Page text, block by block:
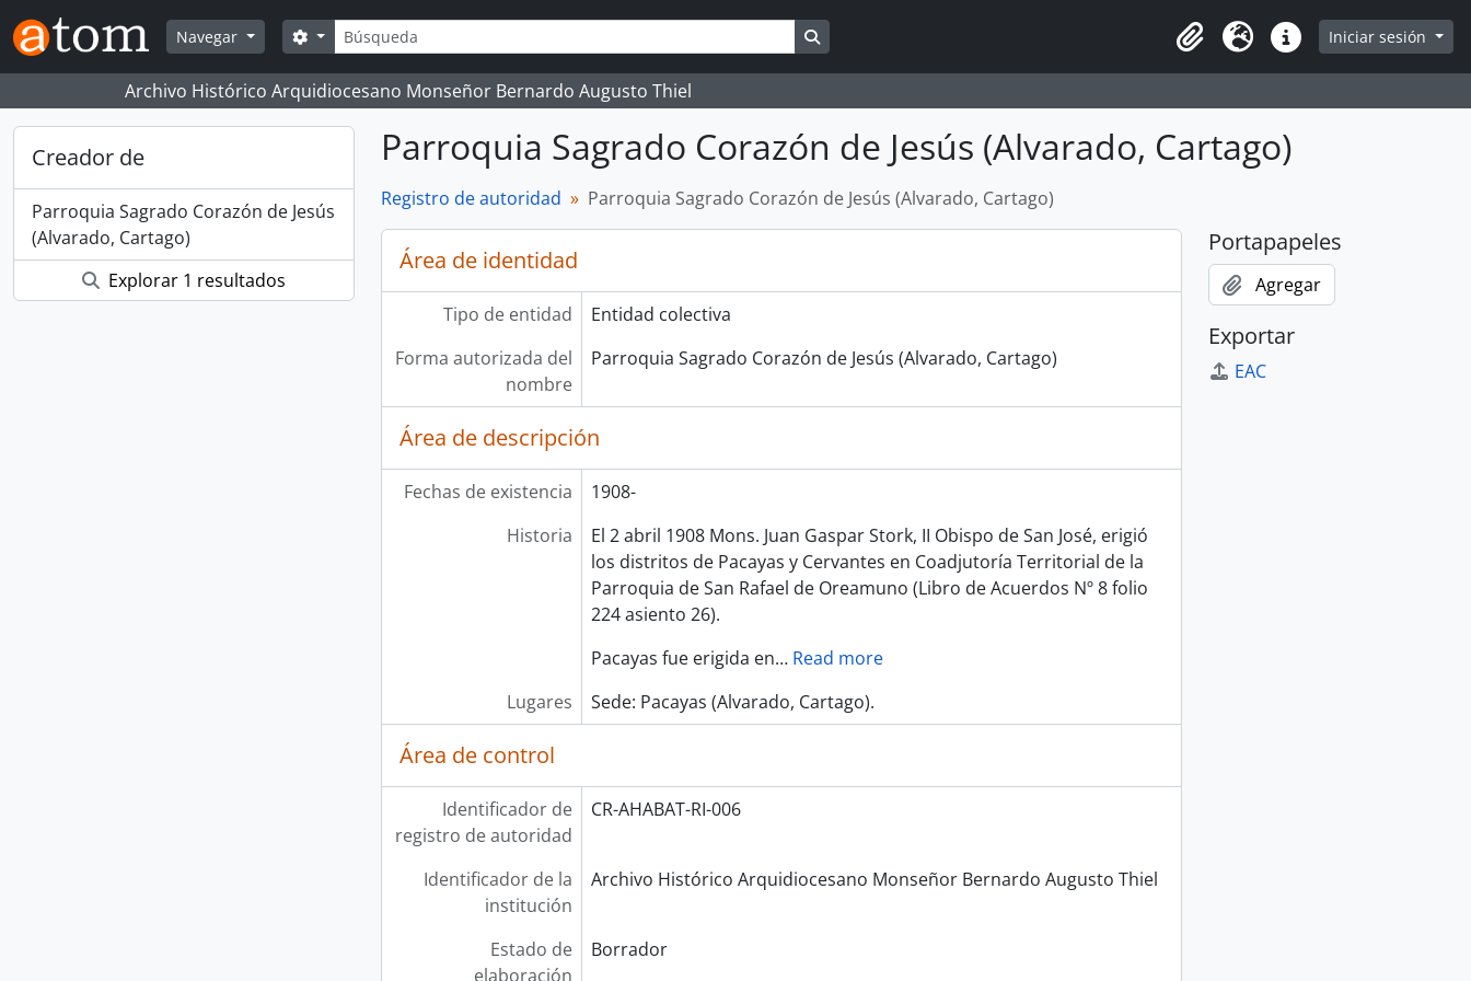
Skip to main content
Navegar
Búsqueda
Search options
Portapapeles
Idioma Enlaces rápidos
Iniciar sesión
Archivo Histórico Arquidiocesano Monseñor Bernardo Augusto Thiel
Creador de
Parroquia Sagrado Corazón de Jesús
(Alvarado, Cartago)
Explorar 1 resultados
Parroquia Sagrado Corazón de Jesús (Alvarado, Cartago)
Registro de autoridad Parroquia Sagrado Corazón de Jesús (Alvarado, Cartago)
Área de identidad
Tipo de entidad
Entidad colectiva
Forma autorizada del
nombre
Parroquia Sagrado Corazón de Jesús (Alvarado, Cartago)
Área de descripción
Fechas de existencia
1908-
Historia
El 2 abril 1908 Mons. Juan Gaspar Stork, II Obispo de San José, erigió
los distritos de Pacayas y Cervantes en Coadjutoría Territorial de la
Parroquia de San Rafael de Oreamuno (Libro de Acuerdos Nº 8 folio
224 asiento 26).
Pacayas fue erigida en… Read more
Lugares
Sede: Pacayas (Alvarado, Cartago).
Área de control
Identificador de
registro de autoridad
CR-AHABAT-RI-006
Identificador de la
institución
Archivo Histórico Arquidiocesano Monseñor Bernardo Augusto Thiel
Estado de
elaboración
Borrador
Portapapeles
Agregar
Exportar
EAC